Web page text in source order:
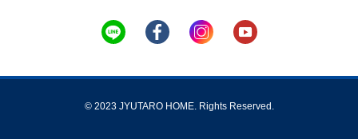
© 2023 JYUTARO HOME. Rights Reserved.